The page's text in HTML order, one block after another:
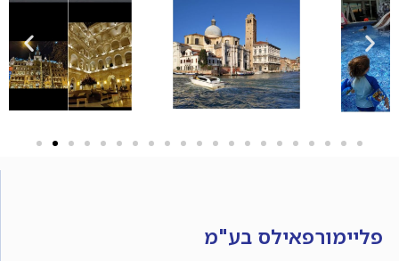
פליימורפאילס בע"מ